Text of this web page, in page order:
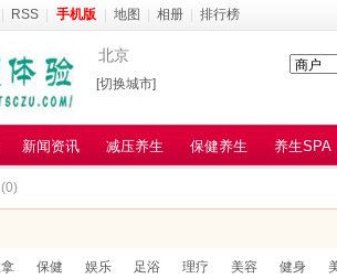
RSS 手机版 地图 相册 排行榜
北京
[切换城市]
新闻资讯 减压养生 保健养生 养生SPA
(0)
保健 娱乐 足浴 理疗 美容 健身